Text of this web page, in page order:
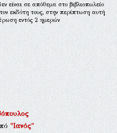
είναι σε απόθεμα στο βιβλιοπωλείο
εκδότη τους, στην περίπτωση αυτή
εντός 2 ημερών
"Ιανός"